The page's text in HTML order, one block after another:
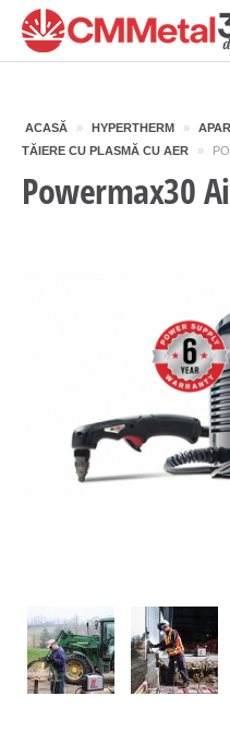
ACASĂ » HYPERTHERM »
TĂIERE CU PLASMĂ CU AER
»
Powermax30